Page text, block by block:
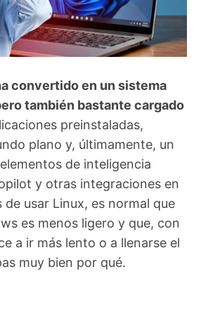
convertido en un sistema
también bastante cargado
preinstaladas,
plano y, últimamente, un
de inteligencia
y otras integraciones en
de usar Linux, es normal que
es menos ligero y que, con
a ir más lento o a llenarse el
muy bien por qué.